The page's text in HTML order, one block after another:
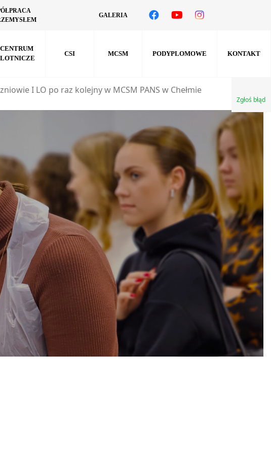
GALERIA
CENTRUM
LOTNICZE
CSI MCSM PODYPLOMOWE KONTAKT
Zgłoś błąd
I LO po raz kolejny w MCSM PANS w Chełmie